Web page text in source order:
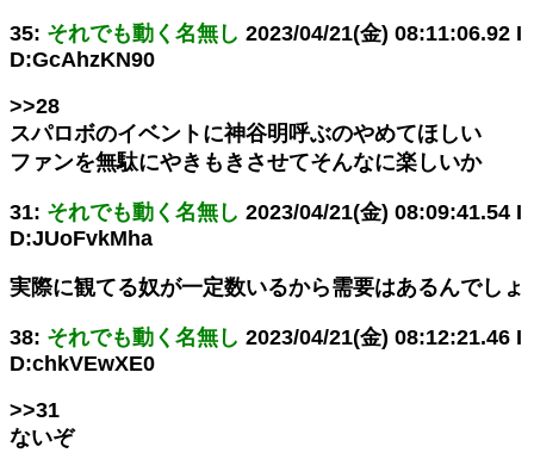
35: それでも動く名無し 2023/04/21(金) 08:11:06.92 I
D:GcAhzKN90
>>28
スパロボのイベントに神谷明呼ぶのやめてほしい
ファンを無駄にやきもきさせてそんなに楽しいか
31: それでも動く名無し 2023/04/21(金) 08:09:41.54 I
D:JUoFvkMha
実際に観てる奴が一定数いるから需要はあるんでしょ
38: それでも動く名無し 2023/04/21(金) 08:12:21.46 I
D:chkVEwXE0
>>31
ないぞ